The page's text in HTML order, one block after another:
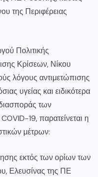
της Περιφέρειας
Πολιτικής
Κρίσεων, Νίκου
λόγους αντιμετώπισης
υγείας και ειδικότερα
των
19, παρατείνεται η
μέτρων:
εκτός των ορίων των
Ελευσίνας της ΠΕ